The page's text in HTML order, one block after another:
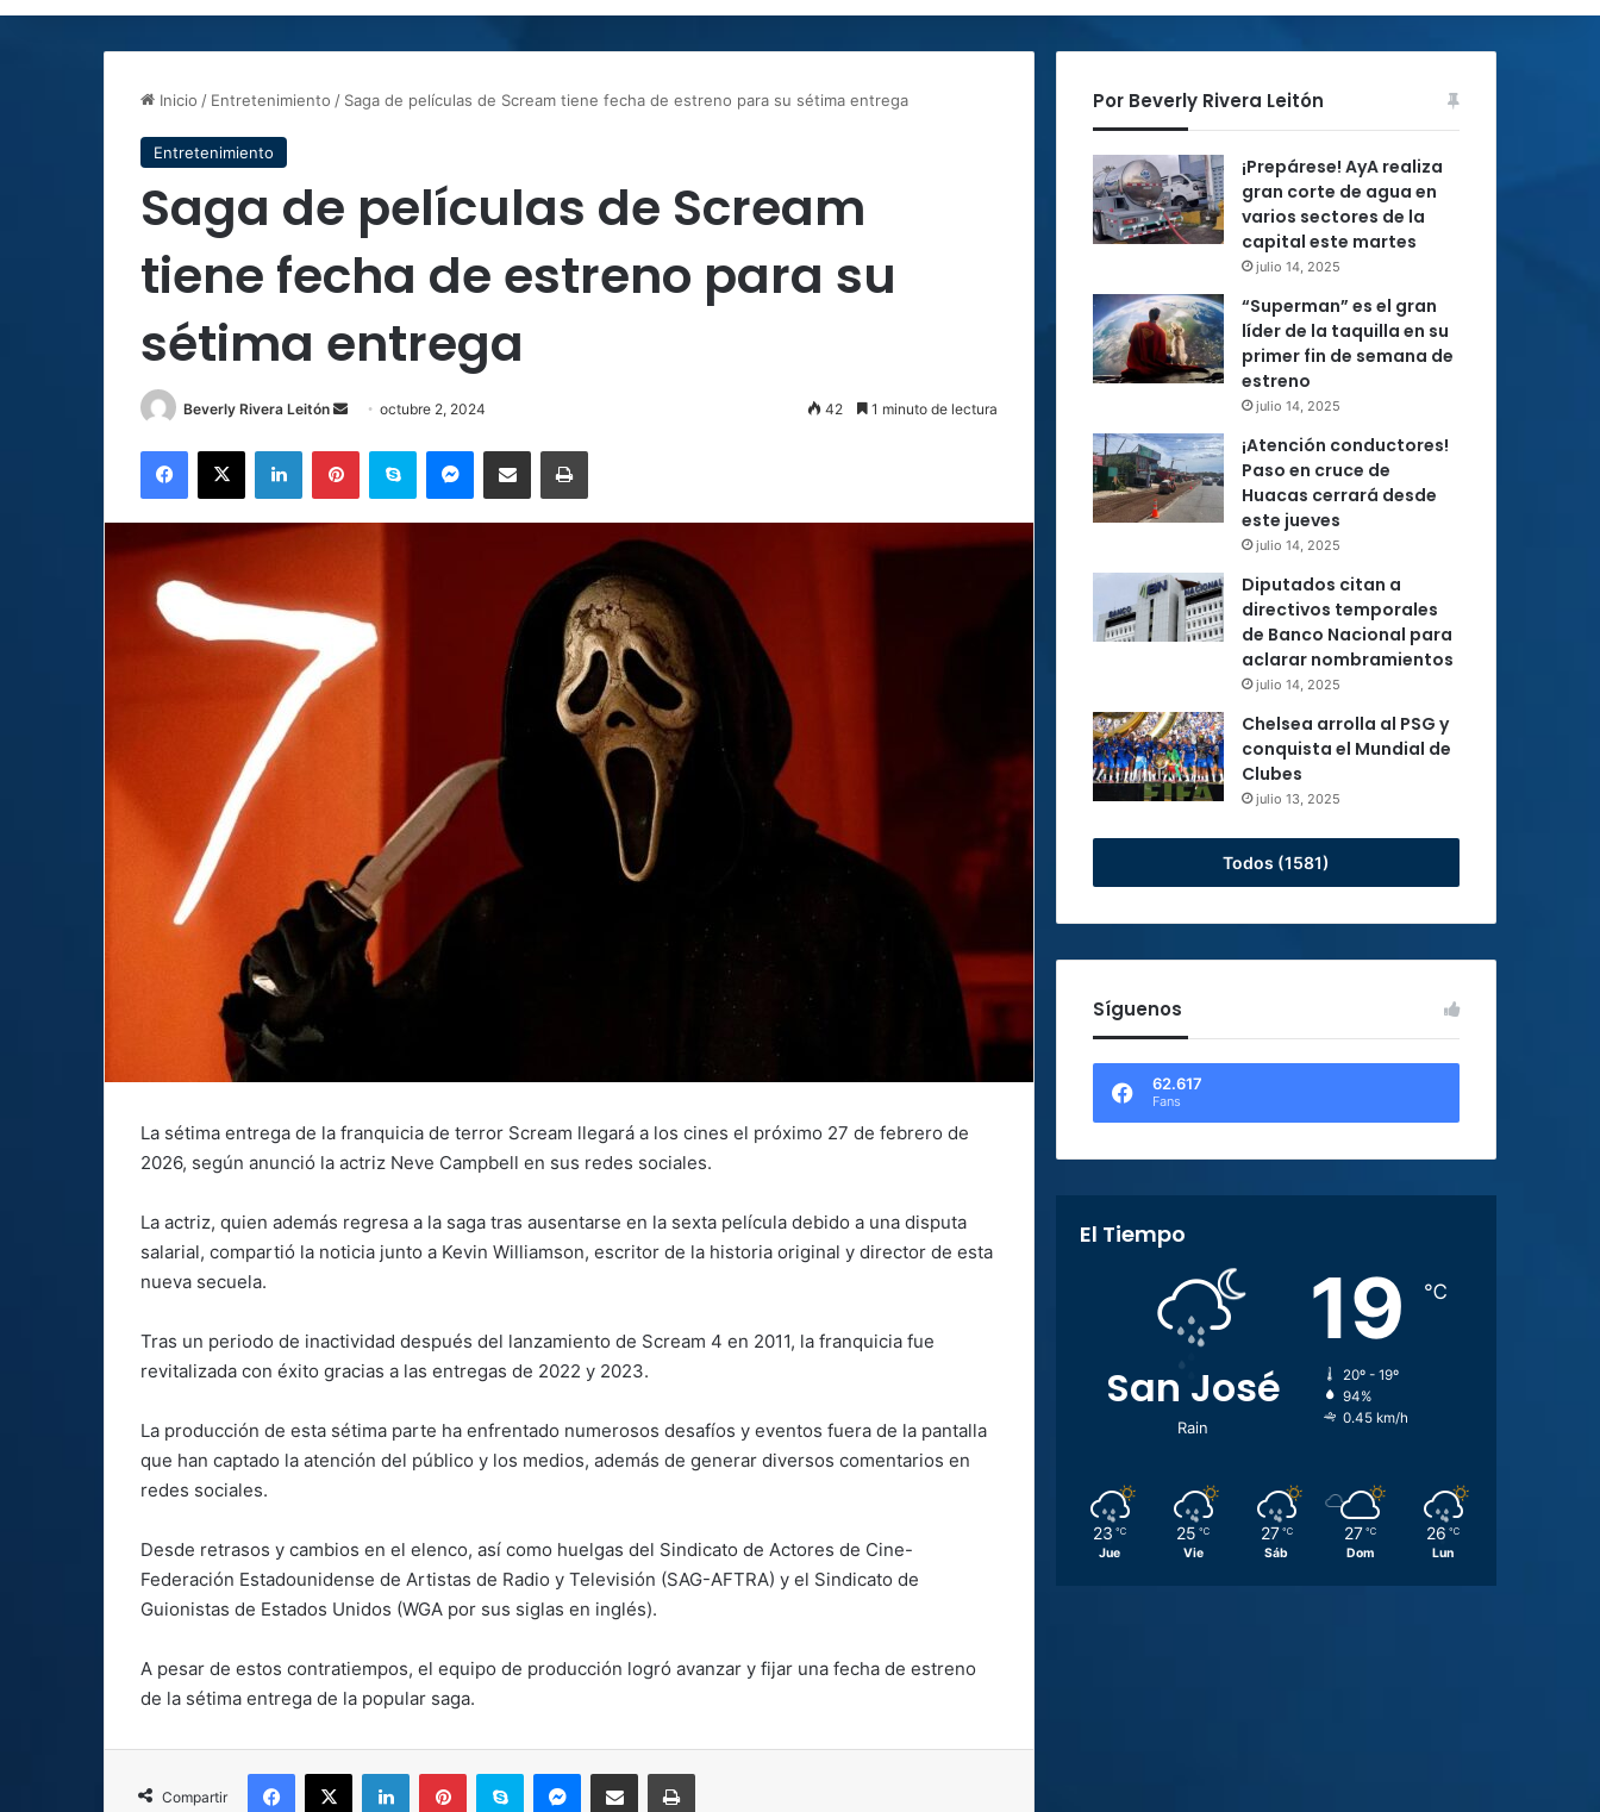
Inicio / Entretenimiento / Saga de películas de Scream tiene fecha de estreno para su sétima entrega
Entretenimiento
Saga de películas de Scream
tiene fecha de estreno para su
sétima entrega
Beverly Rivera Leitón
Sendoctubre 2, 2024 42 1 minuto de lectura
Facebook
X LinkedInPinterestSkype MessengerCompartir por correo electrónicoImprimir
La sétima entrega de la franquicia de terror Scream llegará a los cines el próximo 27 de febrero de
2026, según anunció la actriz Neve Campbell en sus redes sociales.
La actriz, quien además regresa a la saga tras ausentarse en la sexta película debido a una disputa
salarial, compartió la noticia junto a Kevin Williamson, escritor de la historia original y director de esta
nueva secuela.
Tras un periodo de inactividad después del lanzamiento de Scream 4 en 2011, la franquicia fue
revitalizada con éxito gracias a las entregas de 2022 y 2023.
La producción de esta sétima parte ha enfrentado numerosos desafíos y eventos fuera de la pantalla
que han captado la atención del público y los medios, además de generar diversos comentarios en
redes sociales.
Desde retrasos y cambios en el elenco, así como huelgas del Sindicato de Actores de Cine-
Federación Estadounidense de Artistas de Radio y Televisión (SAG-AFTRA) y el Sindicato de
Guionistas de Estados Unidos (WGA por sus siglas en inglés).
A pesar de estos contratiempos, el equipo de producción logró avanzar y fijar una fecha de estreno
de la sétima entrega de la popular saga.
Compartir
Facebook
X LinkedInPinterestSkype MessengerCompartir por correo electrónicoImprimir
Por Beverly Rivera Leitón
¡Prepárese! AyA realiza
gran corte de agua en
varios sectores de la
capital este martes
julio 14, 2025
“Superman” es el gran
líder de la taquilla en su
primer fin de semana de
estreno
julio 14, 2025
¡Atención conductores!
Paso en cruce de
Huacas cerrará desde
este jueves
julio 14, 2025
Diputados citan a
directivos temporales
de Banco Nacional para
aclarar nombramientos
julio 14, 2025
Chelsea arrolla al PSG y
conquista el Mundial de
Clubes
julio 13, 2025
Todos (1581)
Síguenos
62.617
Fans
El Tiempo
San José
Rain
19 ℃
20º - 19º
94%
0.45 km/h
23 ℃
Jue
25 ℃
Vie
27 ℃
Sáb
27 ℃
Dom
26 ℃
Lun